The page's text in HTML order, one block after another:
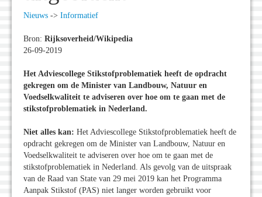
Nieuws -> Informatief
Bron: Rijksoverheid/Wikipedia
26-09-2019
Het Adviescollege Stikstofproblematiek heeft de opdracht
gekregen om de Minister van Landbouw, Natuur en
Voedselkwaliteit te adviseren over hoe om te gaan met de
stikstofproblematiek in Nederland.
Niet alles kan: Het Adviescollege Stikstofproblematiek heeft de
opdracht gekregen om de Minister van Landbouw, Natuur en
Voedselkwaliteit te adviseren over hoe om te gaan met de
stikstofproblematiek in Nederland. Als gevolg van de uitspraak
van de Raad van State van 29 mei 2019 kan het Programma
Aanpak Stikstof (PAS) niet langer worden gebruikt voor